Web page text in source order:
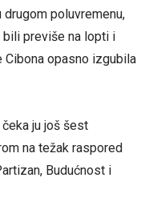
poluvremenu,
bili previše na lopti i
Cibona opasno izgubila
ju još šest
na težak raspored
Budućnost i